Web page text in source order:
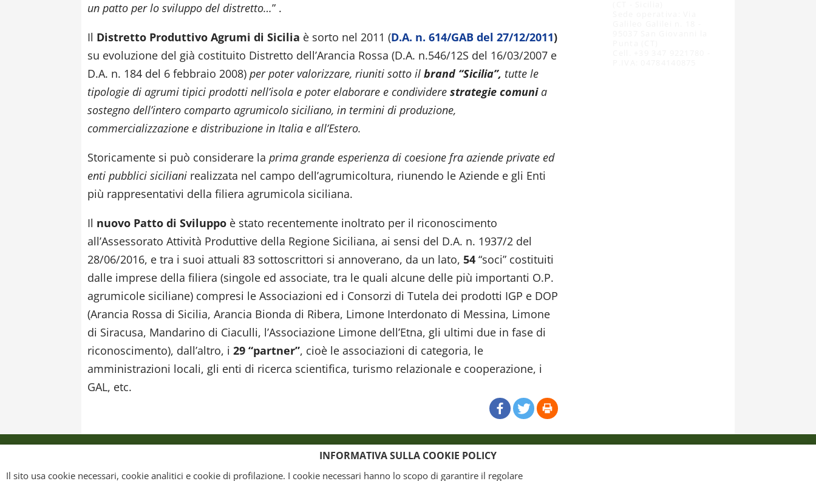
un patto per lo sviluppo del distretto…” .
Il Distretto Produttivo Agrumi di Sicilia è sorto nel 2011 (D.A. n. 614/GAB del 27/12/2011)
su evoluzione del già costituito Distretto dell’Arancia Rossa (D.A. n.546/12S del 16/03/2007 e
D.A. n. 184 del 6 febbraio 2008)per poter valorizzare, riuniti sotto ilbrand “Sicilia”, tutte le
tipologie di agrumi tipici prodotti nell’isola e poter elaborare e condividerestrategie comunia
sostegno dell’intero comparto agrumicolo siciliano, in termini di produzione,
commercializzazione e distribuzione in Italia e all’Estero.
Storicamente si può considerare laprima grande esperienza di coesione fra aziende private ed
enti pubblici siciliani realizzata nel campo dell’agrumicoltura, riunendo le Aziende e gli Enti
più rappresentativi della filiera agrumicola siciliana.
Il nuovo Patto di Sviluppo è stato recentemente inoltrato per il riconoscimento
all’Assessorato Attività Produttive della Regione Siciliana, ai sensi del D.A. n. 1937/2 del
28/06/2016, e tra i suoi attuali 83 sottoscrittori si annoverano, da un lato,54 “soci” costituiti
dalle imprese della filiera (singole ed associate, tra le quali alcune delle più importanti O.P.
agrumicole siciliane) compresi le Associazioni ed i Consorzi di Tutela dei prodotti IGP e DOP
(Arancia Rossa di Sicilia, Arancia Bionda di Ribera, Limone Interdonato di Messina, Limone
di Siracusa, Mandarino di Ciaculli, l’Associazione Limone dell’Etna, gli ultimi due in fase di
riconoscimento), dall’altro, i29 “partner”, cioè le associazioni di categoria, le
amministrazioni locali, gli enti di ricerca scientifica, turismo relazionale e cooperazione, i
GAL, etc.
INFORMATIVA SULLA COOKIE POLICY
Il sito usa cookie necessari, cookie analitici e cookie di profilazione. I cookie necessari hanno lo scopo di garantire il regolare